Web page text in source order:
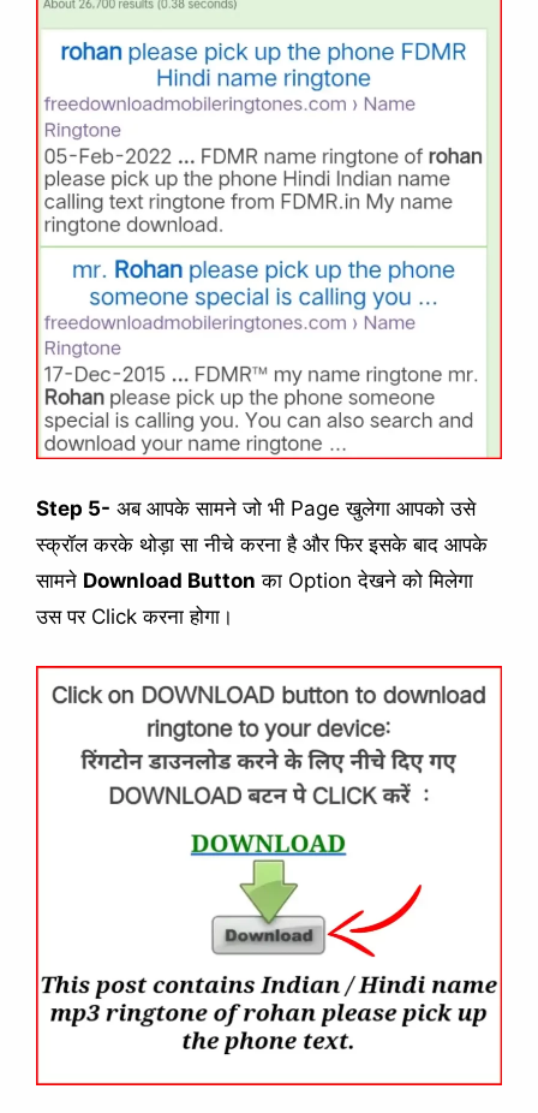
Step 5- अब आपके सामने जो भी Page खुलेगा आपको उसे
स्क्रॉल करके थोड़ा सा नीचे करना है और फिर इसके बाद आपके
सामने Download Button का Option देखने को मिलेगा
उस पर Click करना होगा।